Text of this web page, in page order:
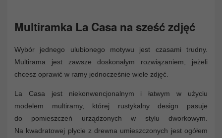
Multiramka La Casa na sześć zdjęć
Wybór jednego ulubionego motywu jest czasami trudny.
Multirama jest zawsze doskonałym rozwiązaniem, jeżeli
chcesz oprawić w ramy jednocześnie wiele zdjęć.
La Casa jest niekonwencjonalnym i łatwym w użyciu
modelem multiramy, której rustykalny design pasuje
do pomieszczeń urządzonych w stylu dworkowym.
Na kwadratowej płycie z drewna umieszczonych jest ogółem